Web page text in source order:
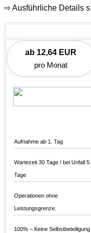
⇨ Ausführliche Details
ab 12,64 EUR
pro Monat
Aufnahme ab 1. Tag
Wartezeit 30 Tage / bei Unfall 5
Tage
Operationen ohne
Leistungsgrenze.
100% – Keine Selbstbeteiligung